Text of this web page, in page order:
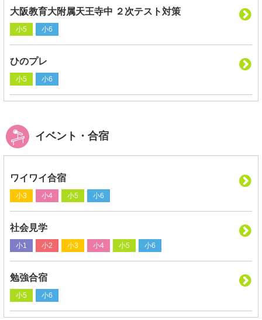
大阪教育大附属天王寺中 ２次テスト対策
小5 小6
ひのプレ
小5 小6
イベント・合宿
ワイワイ合宿
小3 小4 小5 小6
社会見学
小1 小2 小3 小4 小5 小6
勉強合宿
小5 小6